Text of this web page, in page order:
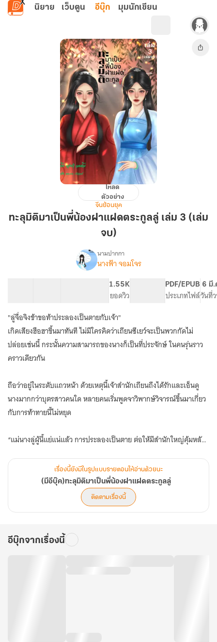
ข้ามไปยังเนื้อหาหลัก
นิยาย เว็บตูน อีบุ๊ก มุมนักเขียน
มา
ฝาแฝด
ตระกูล
3
(เล่ม
จบ)
โหลด
ตัวอย่าง
จีนย้อนยุค
ทะลุมิติมาเป็นพี่น้องฝาแฝดตระกูลลู่ เล่ม 3 (เล่ม
จบ)
เรื่อง(มี
บุ๊ค)ทะลุ
มิติ
มา
เป็น
พี่
น้อง
ฝาแฝด
นามปากกา
นางฟ้า จอมโจร
1.55K
ยอดวิว
PDF/EPUB
ประเภทไฟล์
6 มี.
วันที่
"ลู่จื่อจิงข้าขอท้าประลองเป็นตายกับเจ้า"
เกิดเสียงฮือฮาขึ้นมาทันที ไม่มีใครคิดว่าเถียนซีเยว์จะเป็นพวกกัดไม่
ปล่อยเช่นนี้ กระนั้นความสามารถของนางก็เป็นที่ประจักษ์ ในคนรุ่นราว
คราวเดียวกัน
ถือว่าอยู่ในระดับแถวหน้า ด้วยเหตุนี้เจ้าสำนักเถียนถึงได้รักและเอ็นดู
นางมากกว่าบุตรสาวคนใด หลายคนเริ่มพูดจาวิพากษ์วิจารณ์ขึ้นมาเกี่ยว
กับการท้าทายนี้ไม่หยุด
“แม่นางลู่ผู้นี้แย่แน่แล้ว การประลองเป็นตาย ต่อให้มีสำนักใหญ่คุ้มหลังก็
เท่านั้นที่จะช่วยตัวเองได้”
“เป็นข้า ข้าไม่รับหรอก เรื่องอะไรจะเอาชีวิตตัวเองไปเสี่ยง อยู่แบบสวย ๆ
ให้คนคอยเอาอกเอาใจดีกว่า”
“แต่หากนางไม่รับ ก็เท่ากับนางยอมรับว่าตนเองไร้ความสามารถ เป็นได้
เพียงไม้ประดับเท่านั้น ไม่สามารถออกหน้าออกตาได้ จอมยุทธ์อย่างเรา
เรื่องนี้ยังมีในรูปแบบรายตอนให้อ่านด้วยนะ
(มีอีบุ๊ค)ทะลุมิติมาเป็นพี่น้องฝาแฝดตระกูลลู่
ติดตามเรื่องนี้
อีบุ๊กจากเรื่องนี้